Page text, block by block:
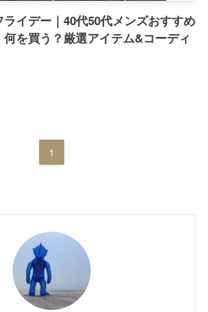
イデー｜40代50代メンズおすすめ
を買う？厳選アイテム&コーディ
1